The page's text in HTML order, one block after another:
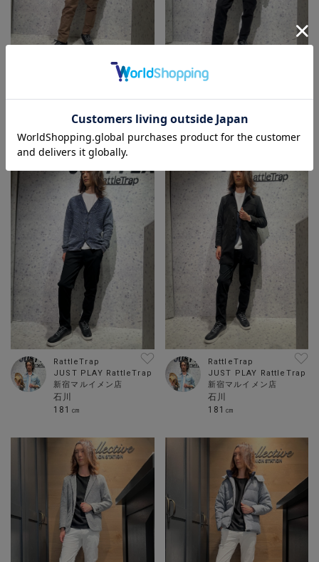
石川
RattleTrap
石川
RattleTrap
JUST PLAY RattleTrap
新宿マルイメン店
石川
181㎝
RattleTrap
JUST PLAY RattleTrap
新宿マルイメン店
石川
181㎝